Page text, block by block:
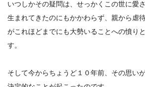
いつしかその疑問は、せっかくこの世に愛
生まれてきたのにもかかわらず、親から虐
がこれほどまでにも大勢いることへの憤り
す。
そして今からちょうど１０年前、その思い